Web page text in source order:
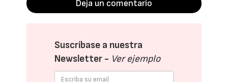
Deja un comentario
Suscríbase a nuestra
Newsletter - Ver ejemplo